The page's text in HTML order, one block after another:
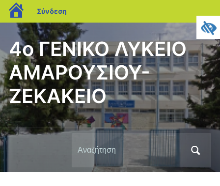
blogs.sch.gr
Σύνδεση
4ο ΓΕΝΙΚΟ ΛΥΚΕΙΟ
ΑΜΑΡΟΥΣΙΟΥ-
ΖΕΚΑΚΕΙΟ
για: